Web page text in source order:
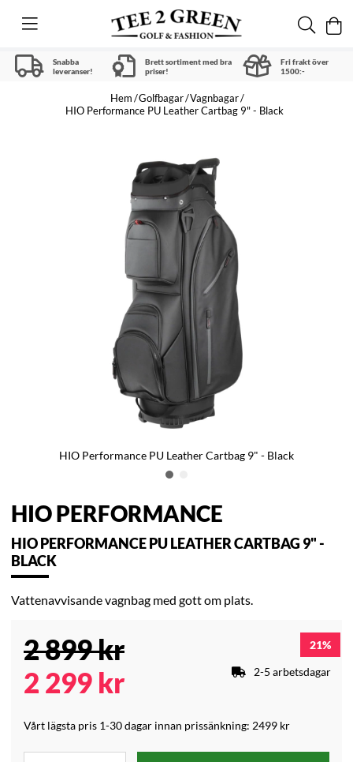
Snabba
leveranser!
Brett sortiment med bra
priser!
Fri frakt över
1500:-
Hem Golfbagar Vagnbagar
HIO Performance PU Leather Cartbag 9" - Black
HIO Performance PU Leather Cartbag 9" - Black
HIO PERFORMANCE
HIO PERFORMANCE PU LEATHER CARTBAG 9" -
BLACK
Vattenavvisande vagnbag med gott om plats.
2 899kr
2 299 kr
Vårt lägsta pris 1-30 dagar innan prissänkning: 2499 kr
21
2-5 arbetsdagar